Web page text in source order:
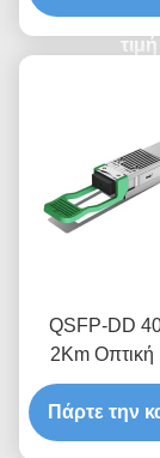
τιμή
QSFP-DD
2Km
Πάρτε την